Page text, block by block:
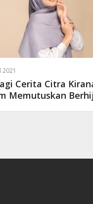
2021
Cerita Citra
Memutuskan